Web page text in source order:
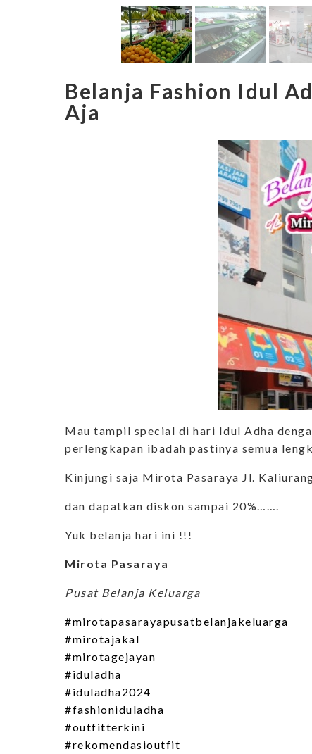
Belanja Fashion Idul
Aja
Mau tampil special di hari Idul Adha
perlengkapan ibadah pastinya semua
Kinjungi saja Mirota Pasaraya Jl.
dan dapatkan diskon sampai 20%…….
Yuk belanja hari ini !!!
Mirota Pasaraya
Pusat Belanja Keluarga
#mirotapasarayapusatbelanjakeluarga
#mirotajakal
#mirotagejayan
#iduladha
#iduladha2024
#fashioniduladha
#outfitterkini
#rekomendasioutfit